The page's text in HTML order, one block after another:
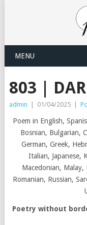
MENU
803 |
admin 01/04/2025
Poem in English,
Bosnian, Bulgarian,
German, Greek,
Italian, Japanese,
Macedonian,
Romanian, Russian,
Poetry without